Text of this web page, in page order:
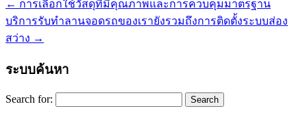
← การเลือกใช้วัสดุที่มีคุณภาพและการควบคุมมาตรฐาน
บริการรับทำลานจอดรถของเรายังรวมถึงการติดตั้งระบบส่อง
สว่าง →
ระบบค้นหา
Search for: